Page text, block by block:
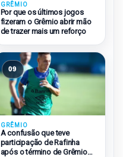
GRÊMIO
Por que os últimos jogos
fizeram o Grêmio abrir mão
de trazer mais um reforço
09
GRÊMIO
A confusão que teve
participação de Rafinha
após o término de Grêmio